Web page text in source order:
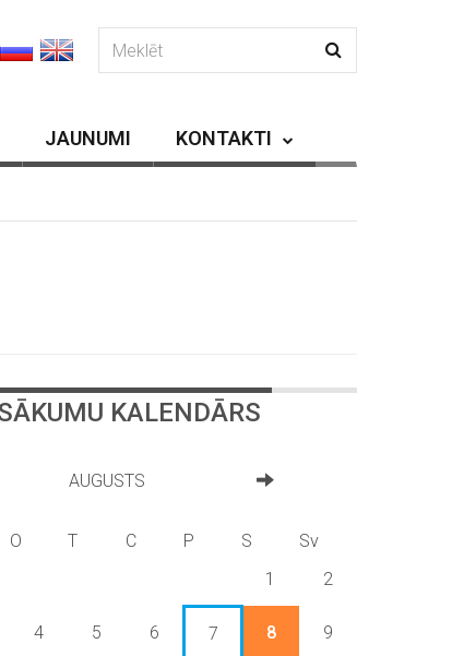
JAUNUMI KONTAKTI
KALENDĀRS
AUGUSTS
O T C P S
Sv
1
2
4 5 6 7 8 9